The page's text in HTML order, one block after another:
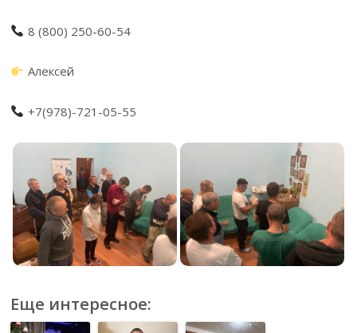
8 (800) 250-60-54
Алексей
+7(978)-721-05-55
Еще интересное: